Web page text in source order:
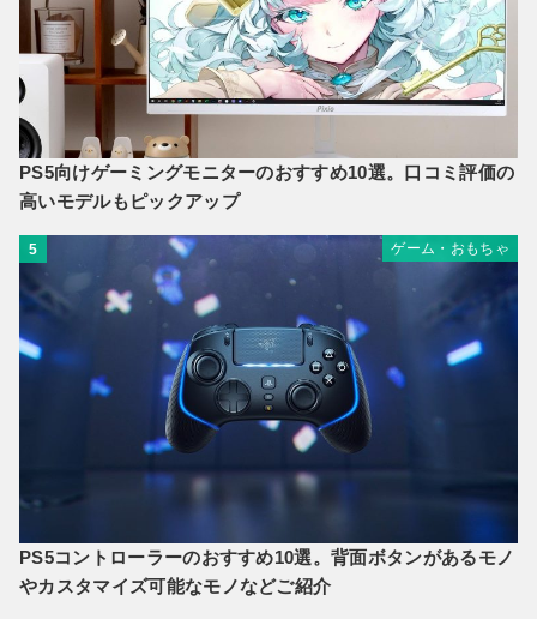
PS5向けゲーミングモニターのおすすめ10選。口コミ評価の
高いモデルもピックアップ
5 ゲーム・おもちゃ
PS5コントローラーのおすすめ10選。背面ボタンがあるモノ
やカスタマイズ可能なモノなどご紹介